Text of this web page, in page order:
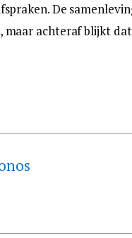
De
maar achteraf blijkt